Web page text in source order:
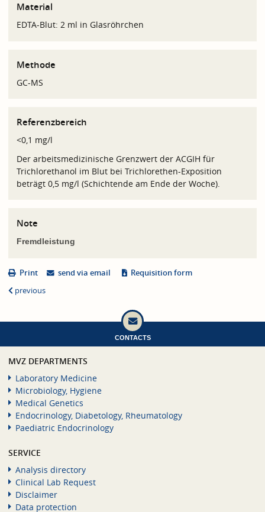
Material
EDTA-Blut: 2 ml in Glasröhrchen
Methode
GC-MS
Referenzbereich
<0,1 mg/l
Der arbeitsmedizinische Grenzwert der ACGIH für
Trichlorethanol im Blut bei Trichlorethen-Exposition
beträgt 0,5 mg/l (Schichtende am Ende der Woche).
Note
Fremdleistung
Print send via email
Requisition form
previous
CONTACTS
MVZ DEPARTMENTS
Laboratory Medicine
Microbiology, Hygiene
Medical Genetics
Endocrinology, Diabetology, Rheumatology
Paediatric Endocrinology
SERVICE
Analysis directory
Clinical Lab Request
Disclaimer
Data protection